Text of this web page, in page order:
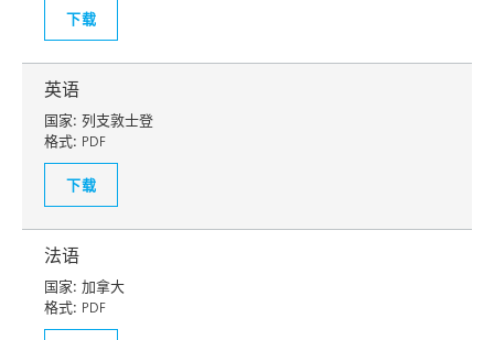
下载
英语
国家: 列支敦士登
格式: PDF
下载
法语
国家: 加拿大
格式: PDF